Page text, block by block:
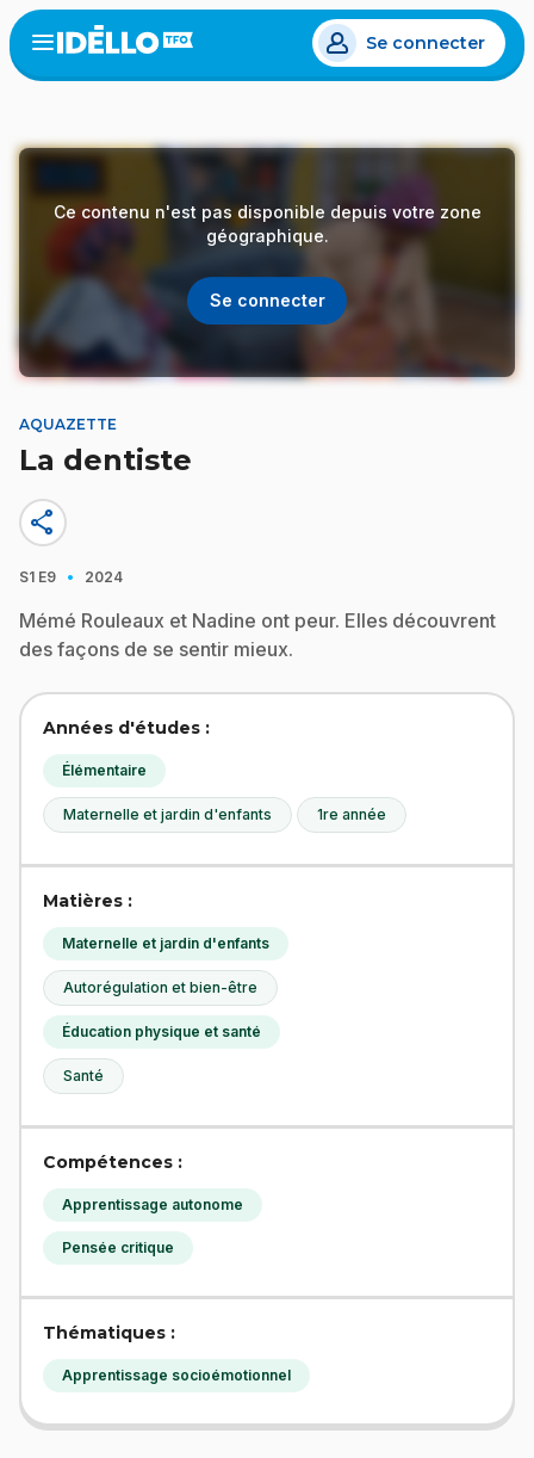
Aller
au
contenu
Open
menu
Se connecter
Ce contenu n'est pas disponible depuis votre zone
géographique.
Se connecter
AQUAZETTE
La dentiste
share
S1 E9 · 2024
Mémé Rouleaux et Nadine ont peur. Elles découvrent
des façons de se sentir mieux.
Années d'études :
Élémentaire
Maternelle et jardin d'enfants 1re année
Matières :
Maternelle et jardin d'enfants
Autorégulation et bien-être
Éducation physique et santé
Santé
Compétences :
Apprentissage autonome
Pensée critique
Thématiques :
Apprentissage socioémotionnel